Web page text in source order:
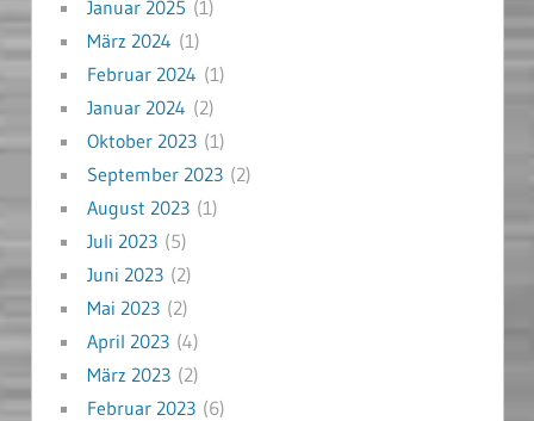
Januar 2025 (1)
März 2024 (1)
Februar 2024 (1)
Januar 2024 (2)
Oktober 2023(1)
September 2023(2)
August 2023(1)
Juli 2023(5)
Juni 2023(2)
Mai 2023(2)
April 2023(4)
März 2023(2)
Februar 2023(6)